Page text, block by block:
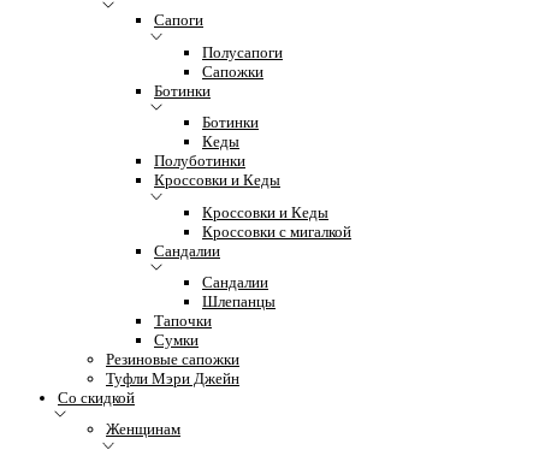
Сапоги
Полусапоги
Сапожки
Ботинки
Ботинки
Кеды
Полуботинки
Кроссовки и Кеды
Кроссовки и Кеды
Кроссовки с мигалкой
Сандалии
Сандалии
Шлепанцы
Тапочки
Сумки
Резиновые сапожки
Туфли Мэри Джейн
Со скидкой
Женщинам